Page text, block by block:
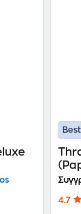
4.7